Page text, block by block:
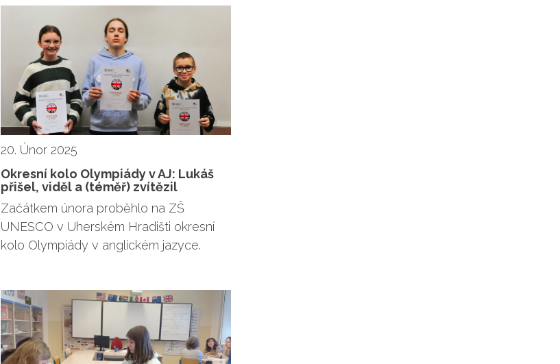
20. Únor 2025
Okresní kolo Olympiády v AJ: Lukáš
přišel, viděl a (téměř) zvítězil
Začátkem února proběhlo na ZŠ
UNESCO v Uherském Hradišti okresní
kolo Olympiády v anglickém jazyce.